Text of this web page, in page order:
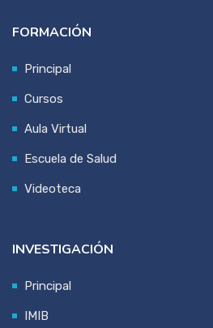
FORMACIÓN
Principal
Cursos
Aula Virtual
Escuela de Salud
Videoteca
INVESTIGACIÓN
Principal
IMIB